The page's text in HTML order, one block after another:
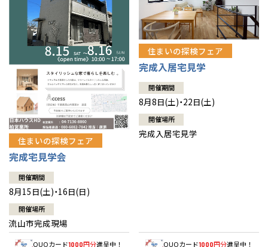
住まいの探検フェア
完成宅見学会
開催期間
8月15日(土)・16日(日)
開催場所
流山市完成現場
QUOカード1000円分進呈中！
住まいの探検フェア
完成入居宅見学
開催期間
8月8日(土)・22日(土)
開催場所
完成入居宅見学
QUOカード1000円分進呈中！